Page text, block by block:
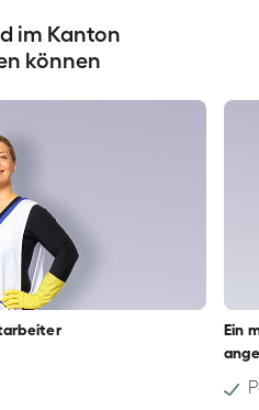
im Kanton
können
Ein